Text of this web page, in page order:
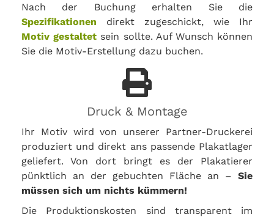
Nach der Buchung erhalten Sie die
Spezifikationen direkt zugeschickt, wie Ihr
Motiv gestaltet sein sollte. Auf Wunsch können
Sie die Motiv-Erstellung dazu buchen.
Druck & Montage
Ihr Motiv wird von unserer Partner-Druckerei
produziert und direkt ans passende Plakatlager
geliefert. Von dort bringt es der Plakatierer
pünktlich an der gebuchten Fläche an – Sie
müssen sich um nichts kümmern!
Die Produktionskosten sind transparent im